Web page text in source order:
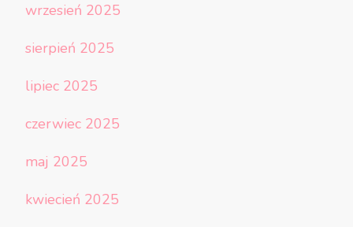
wrzesień 2025
sierpień 2025
lipiec 2025
czerwiec 2025
maj 2025
kwiecień 2025